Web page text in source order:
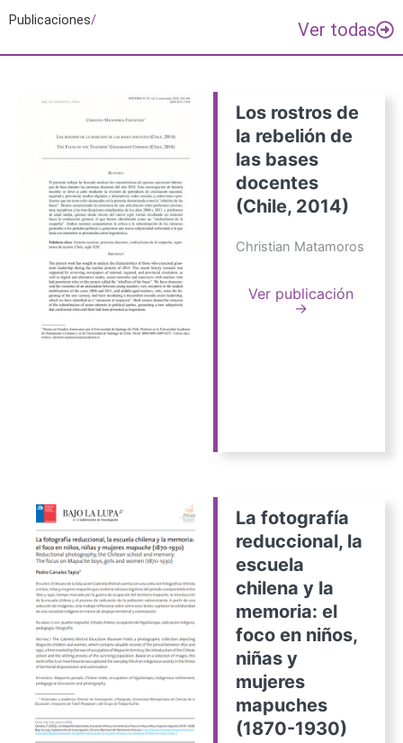
Publicaciones/ Ver todas
Los rostros de
la rebelión de
las bases
docentes
(Chile, 2014)
Christian Matamoros
Ver publicación
→
La fotografía
reduccional, la
escuela
chilena y la
memoria: el
foco en niños,
niñas y
mujeres
mapuches
(1870-1930)